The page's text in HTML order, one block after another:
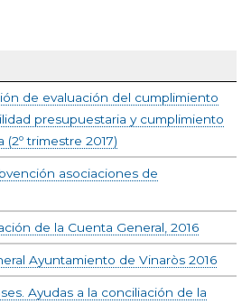
de evaluación del cumplimiento
presupuestaria y cumplimiento
trimestre 2017)
asociaciones de
de la Cuenta General, 2016
Ayuntamiento de Vinaròs 2016
Ayudas a la conciliación de la